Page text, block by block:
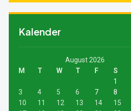
Kalender
August 2026
M
T W T F S
1
3
4 5 6 7 8
10
11 12 13 14 15